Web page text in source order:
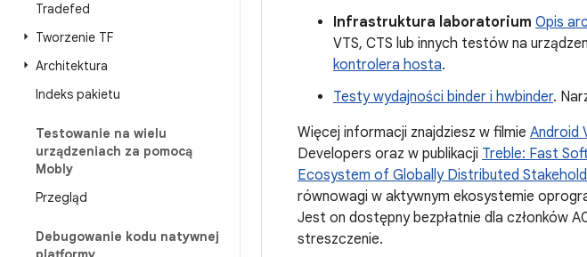
Tradefed
Tworzenie TF
Architektura
Indeks pakietu
Testowanie na wielu
urządzeniach za pomocą
Mobly
Przegląd
Debugowanie kodu natywnej
Infrastruktura laboratorium Opis
VTS, CTS lub innych testów na
kontrolera hosta.
Testy wydajności binder i hwbinder.
Więcej informacji znajdziesz w filmie Android
Developers oraz w publikacji Treble: Fast
Ecosystem of Globally Distributed
równowagi w aktywnym ekosystemie
Jest on dostępny bezpłatnie dla członków
streszczenie.